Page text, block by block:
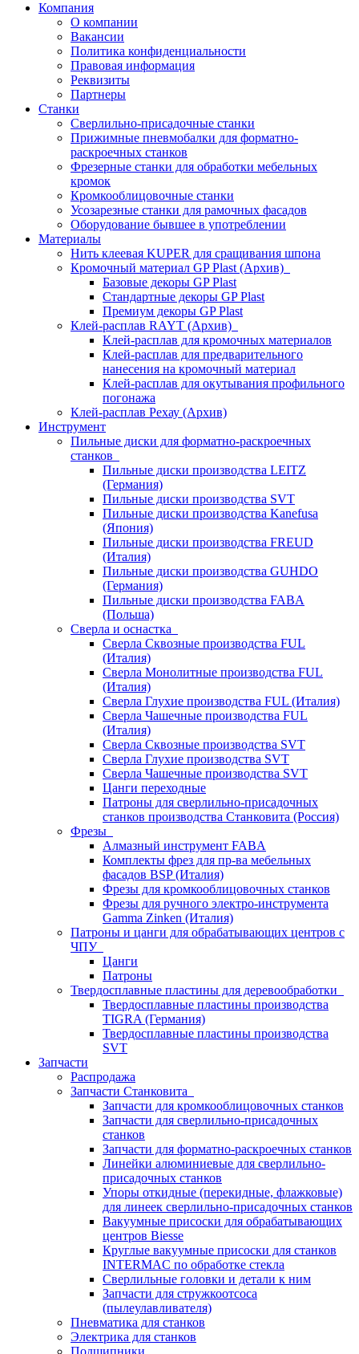
Компания
О компании
Вакансии
Политика конфиденциальности
Правовая информация
Реквизиты
Партнеры
Станки
Сверлильно-присадочные станки
Прижимные пневмобалки для форматно-
раскроечных станков
Фрезерные станки для обработки мебельных
кромок
Кромкооблицовочные станки
Усозарезные станки для рамочных фасадов
Оборудование бывшее в употреблении
Материалы
Нить клеевая KUPER для сращивания шпона
Кромочный материал GP Plast (Архив)
Базовые декоры GP Plast
Стандартные декоры GP Plast
Премиум декоры GP Plast
Клей-расплав RAYT (Архив)
Клей-расплав для кромочных материалов
Клей-расплав для предварительного
нанесения на кромочный материал
Клей-расплав для окутывания профильного
погонажа
Клей-расплав Рехау (Архив)
Инструмент
Пильные диски для форматно-раскроечных
станков
Пильные диски производства LEITZ
(Германия)
Пильные диски производства SVT
Пильные диски производства Kanefusa
(Япония)
Пильные диски производства FREUD
(Италия)
Пильные диски производства GUHDO
(Германия)
Пильные диски производства FABA
(Польша)
Сверла и оснастка
Сверла Сквозные производства FUL
(Италия)
Сверла Монолитные производства FUL
(Италия)
Сверла Глухие производства FUL (Италия)
Сверла Чашечные производства FUL
(Италия)
Сверла Сквозные производства SVT
Сверла Глухие производства SVT
Сверла Чашечные производства SVT
Цанги переходные
Патроны для сверлильно-присадочных
станков производства Станковита (Россия)
Фрезы
Алмазный инструмент FABA
Комплекты фрез для пр-ва мебельных
фасадов BSP (Италия)
Фрезы для кромкооблицовочных станков
Фрезы для ручного электро-инструмента
Gamma Zinken (Италия)
Патроны и цанги для обрабатывающих центров с
ЧПУ
Цанги
Патроны
Твердосплавные пластины для деревообработки
Твердосплавные пластины производства
TIGRA (Германия)
Твердосплавные пластины производства
SVT
Запчасти
Распродажа
Запчасти Станковита
Запчасти для кромкооблицовочных станков
Запчасти для сверлильно-присадочных
станков
Запчасти для форматно-раскроечных станков
Линейки алюминиевые для сверлильно-
присадочных станков
Упоры откидные (перекидные, флажковые)
для линеек сверлильно-присадочных станков
Вакуумные присоски для обрабатывающих
центров Biesse
Круглые вакуумные присоски для станков
INTERMAC по обработке стекла
Сверлильные головки и детали к ним
Запчасти для стружкоотсоса
(пылеулавливателя)
Пневматика для станков
Электрика для станков
Подшипники